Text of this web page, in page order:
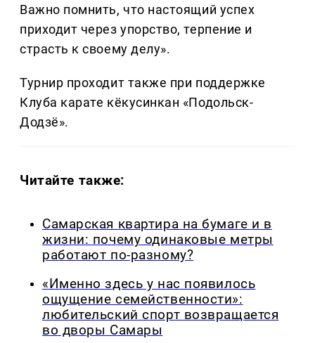
Важно помнить, что настоящий успех
приходит через упорство, терпение и
страсть к своему делу».
Турнир проходит также при поддержке
Клуба карате кёкусинкан «Подольск-
Додзё».
Читайте также:
Самарская квартира на бумаге и в
жизни: почему одинаковые метры
работают по-разному?
«Именно здесь у нас появилось
ощущение семейственности»:
любительский спорт возвращается
во дворы Самары